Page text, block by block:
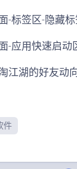
-标签区-隐藏标
-应用快速启动
江湖的好友动
件